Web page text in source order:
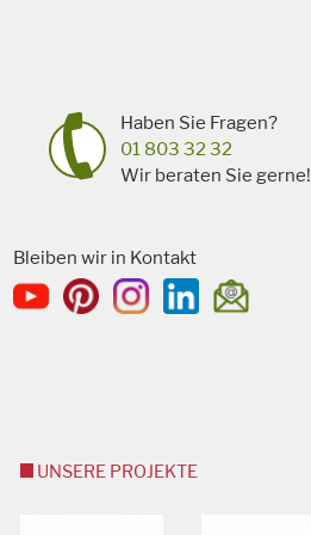
Haben Sie Fragen?
01 803 32 32
Wir beraten Sie gerne!
Bleiben wir in Kontakt
UNSERE PROJEKTE